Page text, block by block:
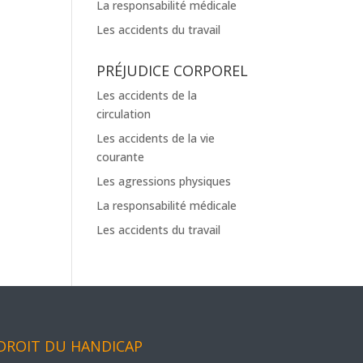
La responsabilité médicale
Les accidents du travail
PRÉJUDICE CORPOREL
Les accidents de la
circulation
Les accidents de la vie
courante
Les agressions physiques
La responsabilité médicale
Les accidents du travail
DU HANDICAP